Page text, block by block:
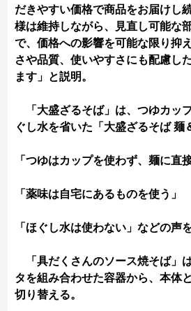
だきやすい価格で商品をお届けし
様は維持しながら、見直し可能な
で、価格への影響を可能な限り抑
さや品質、使いやすさにも配慮し
ます」と説明。
「大盛ざるそば」は、つゆカッ
ぐし水を省いた「大盛ざるそば 麺
「つゆはカップを使わず、麺に直
「薬味は自宅にあるものを使う」
「ほぐし水は使わない」などの声
「具だくさんのソース焼そば」
タを組み合わせた容器から、本体
切り替える。